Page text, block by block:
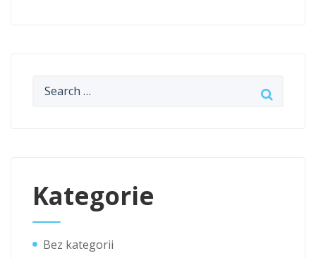
Kategorie
Bez kategorii